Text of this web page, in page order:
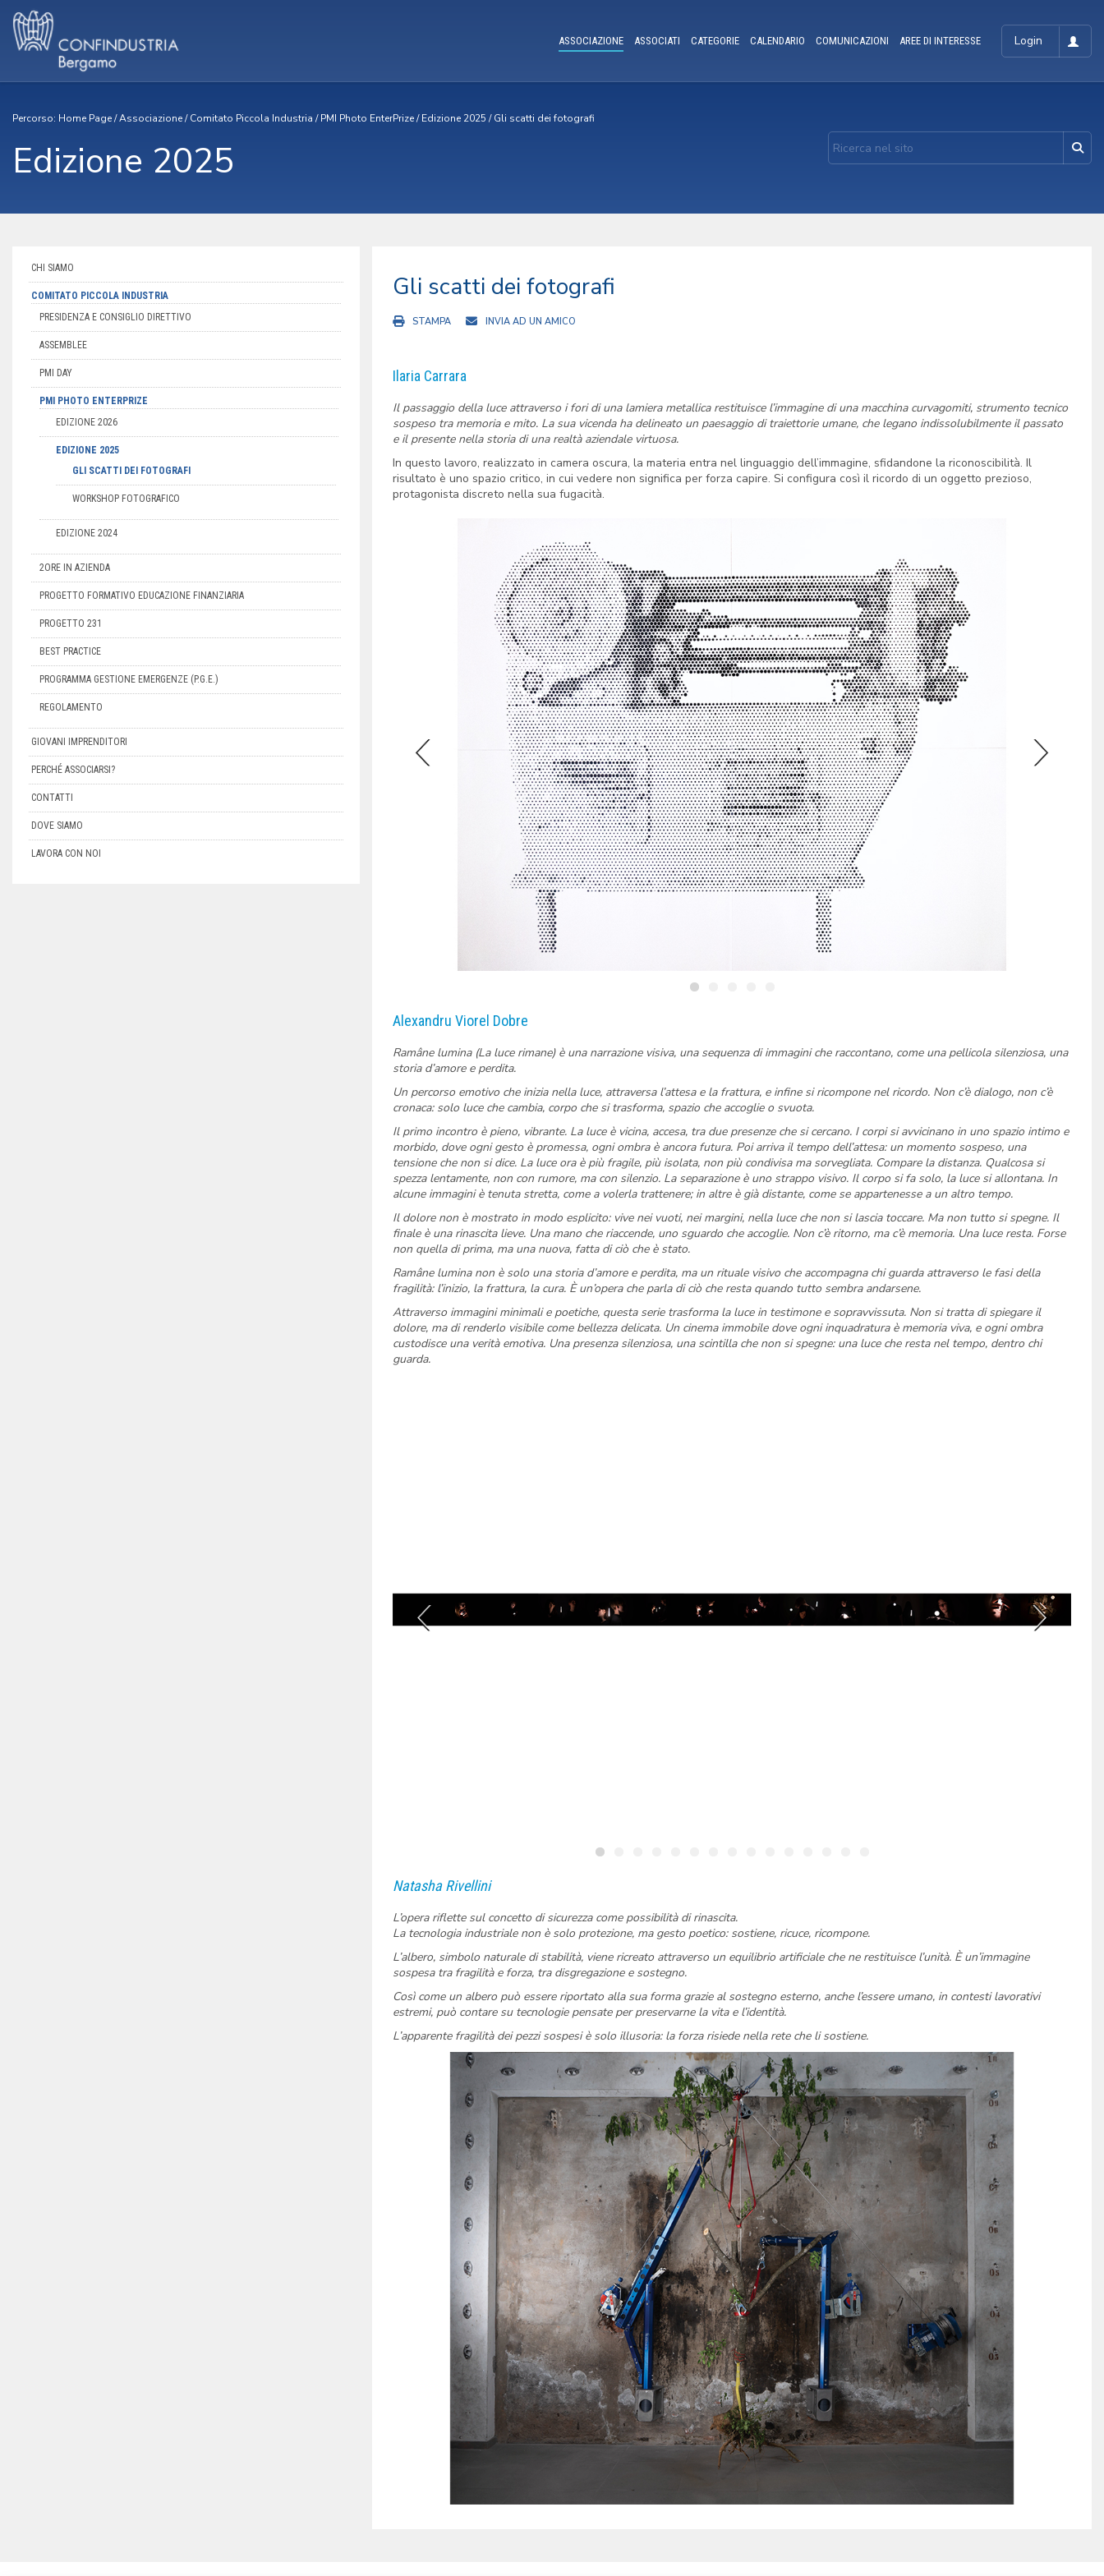
Login
ASSOCIAZIONE ASSOCIATI CATEGORIE CALENDARIO COMUNICAZIONI AREE DI INTERESSE
Percorso: Home Page/Associazione/Comitato Piccola Industria /PMI Photo EnterPrize/Edizione 2025 /Gli scatti dei fotografi
Edizione 2025
CHI SIAMO
COMITATO PICCOLA INDUSTRIA
PRESIDENZA E CONSIGLIO DIRETTIVO
ASSEMBLEE
PMI DAY
PMI PHOTO ENTERPRIZE
EDIZIONE 2026
EDIZIONE 2025
GLI SCATTI DEI FOTOGRAFI
WORKSHOP FOTOGRAFICO
EDIZIONE 2024
2ORE IN AZIENDA
PROGETTO FORMATIVO EDUCAZIONE FINANZIARIA
PROGETTO 231
BEST PRACTICE
PROGRAMMA GESTIONE EMERGENZE (P.G.E.)
REGOLAMENTO
GIOVANI IMPRENDITORI
PERCHÉ ASSOCIARSI?
CONTATTI
DOVE SIAMO
LAVORA CON NOI
Gli scatti dei fotografi
STAMPA INVIA AD UN AMICO
Ilaria Carrara
Il passaggio della luce attraverso i fori di una lamiera metallica restituisce l’immagine di una macchina curvagomiti, strumento tecnico
sospeso tra memoria e mito. La sua vicenda ha delineato un paesaggio di traiettorie umane, che legano indissolubilmente il passato
e il presente nella storia di una realtà aziendale virtuosa.
In questo lavoro, realizzato in camera oscura, la materia entra nel linguaggio dell’immagine, sfidandone la riconoscibilità. Il
risultato è uno spazio critico, in cui vedere non significa per forza capire. Si configura così il ricordo di un oggetto prezioso,
protagonista discreto nella sua fugacità.
Alexandru Viorel Dobre
Ramâne lumina (La luce rimane) è una narrazione visiva, una sequenza di immagini che raccontano, come una pellicola silenziosa, una
storia d’amore e perdita.
Un percorso emotivo che inizia nella luce, attraversa l’attesa e la frattura, e infine si ricompone nel ricordo. Non c’è dialogo, non c’è
cronaca: solo luce che cambia, corpo che si trasforma, spazio che accoglie o svuota.
Il primo incontro è pieno, vibrante. La luce è vicina, accesa, tra due presenze che si cercano. I corpi si avvicinano in uno spazio intimo e
morbido, dove ogni gesto è promessa, ogni ombra è ancora futura. Poi arriva il tempo dell’attesa: un momento sospeso, una
tensione che non si dice. La luce ora è più fragile, più isolata, non più condivisa ma sorvegliata. Compare la distanza. Qualcosa si
spezza lentamente, non con rumore, ma con silenzio. La separazione è uno strappo visivo. Il corpo si fa solo, la luce si allontana. In
alcune immagini è tenuta stretta, come a volerla trattenere; in altre è già distante, come se appartenesse a un altro tempo.
Il dolore non è mostrato in modo esplicito: vive nei vuoti, nei margini, nella luce che non si lascia toccare. Ma non tutto si spegne. Il
finale è una rinascita lieve. Una mano che riaccende, uno sguardo che accoglie. Non c’è ritorno, ma c’è memoria. Una luce resta. Forse
non quella di prima, ma una nuova, fatta di ciò che è stato.
Ramâne lumina non è solo una storia d’amore e perdita, ma un rituale visivo che accompagna chi guarda attraverso le fasi della
fragilità: l’inizio, la frattura, la cura. È un’opera che parla di ciò che resta quando tutto sembra andarsene.
Attraverso immagini minimali e poetiche, questa serie trasforma la luce in testimone e sopravvissuta. Non si tratta di spiegare il
dolore, ma di renderlo visibile come bellezza delicata. Un cinema immobile dove ogni inquadratura è memoria viva, e ogni ombra
custodisce una verità emotiva. Una presenza silenziosa, una scintilla che non si spegne: una luce che resta nel tempo, dentro chi
guarda.
Natasha Rivellini
L’opera riflette sul concetto di sicurezza come possibilità di rinascita.
La tecnologia industriale non è solo protezione, ma gesto poetico: sostiene, ricuce, ricompone.
L’albero, simbolo naturale di stabilità, viene ricreato attraverso un equilibrio artificiale che ne restituisce l’unità. È un’immagine
sospesa tra fragilità e forza, tra disgregazione e sostegno.
Così come un albero può essere riportato alla sua forma grazie al sostegno esterno, anche l’essere umano, in contesti lavorativi
estremi, può contare su tecnologie pensate per preservarne la vita e l’identità.
L’apparente fragilità dei pezzi sospesi è solo illusoria: la forza risiede nella rete che li sostiene.